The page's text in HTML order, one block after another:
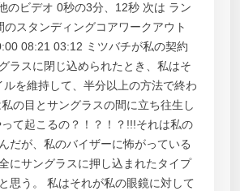
のビデオ 0秒の3分、12秒 次は ラン
のスタンディングコアワークアウト
08:21 03:12 ミツバチが私の契約
ラスに閉じ込められたとき、私はそ
を維持して、半分以上の方法で終わ
の目とサングラスの間に立ち往生し
て起こるの？！？！？!!!それは私の
だが、私のバイザーに怖がっている
にサングラスに押し込まれたタイプ
思う。 私はそれが私の眼鏡に対して